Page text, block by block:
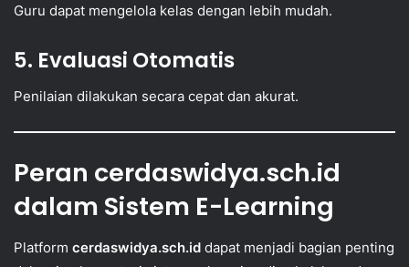
Guru dapat mengelola kelas dengan lebih mudah.
5. Evaluasi Otomatis
Penilaian dilakukan secara cepat dan akurat.
Peran cerdaswidya.sch.id
dalam Sistem E-Learning
Platform cerdaswidya.sch.id dapat menjadi bagian penting